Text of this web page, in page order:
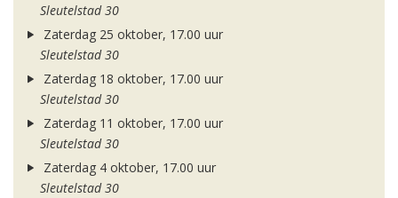
Sleutelstad 30
Zaterdag 25 oktober, 17.00 uur
Sleutelstad 30
Zaterdag 18 oktober, 17.00 uur
Sleutelstad 30
Zaterdag 11 oktober, 17.00 uur
Sleutelstad 30
Zaterdag 4 oktober, 17.00 uur
Sleutelstad 30